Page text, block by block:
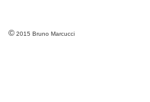
© 2015 Bruno Marcucci